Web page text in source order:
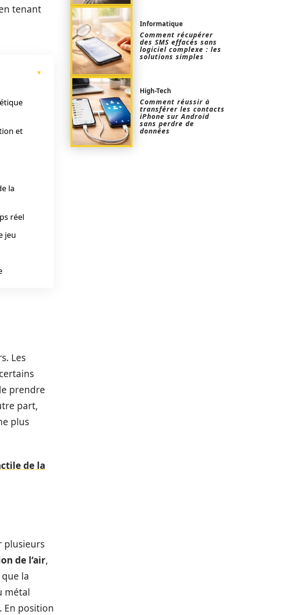
tenant
et
la
réel
jeu
Les
prendre
part,
plus
de la
plusieurs
de l’air,
la
métal
En position
Informatique
Comment récupérer
des SMS effacés sans
logiciel complexe : les
solutions simples
High-Tech
Comment réussir à
transférer les contacts
iPhone sur Android
sans perdre de
données